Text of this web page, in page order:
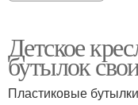
Детское
бутылок
Пластиковые